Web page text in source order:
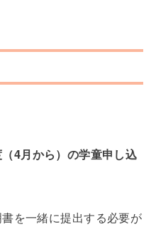
4月から）の学童申し込
を一緒に提出する必要が